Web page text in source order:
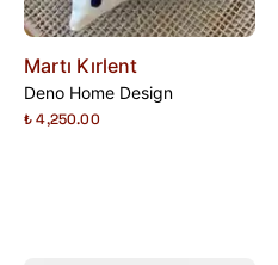
Martı Kırlent
Deno Home Design
₺ 4,250.00